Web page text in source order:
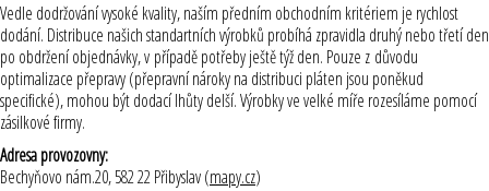
Vedle dodržování vysoké kvality, naším předním obchodním kritériem je rychlost
dodání. Distribuce našich standartních výrobků probíhá zpravidla druhý nebo třetí den
po obdržení objednávky, v případě potřeby ještě týž den. Pouze z důvodu
optimalizace přepravy (přepravní nároky na distribuci pláten jsou poněkud
specifické), mohou být dodací lhůty delší. Výrobky ve velké míře rozesíláme pomocí
zásilkové firmy.
Adresa provozovny:
Bechyňovo nám.20, 582 22 Přibyslav (mapy.cz)